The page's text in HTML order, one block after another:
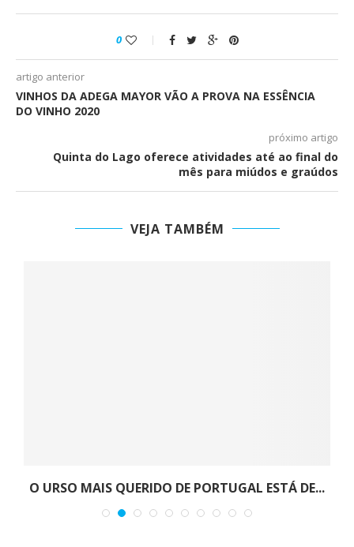
0
artigo anterior
VINHOS DA ADEGA MAYOR VÃO A PROVA NA ESSÊNCIA
DO VINHO 2020
próximo artigo
Quinta do Lago oferece atividades até ao final do
mês para miúdos e graúdos
VEJA TAMBÉM
O URSO MAIS QUERIDO DE PORTUGAL ESTÁ DE...